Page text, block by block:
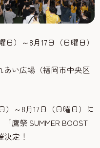
日）～8月17日（日曜日）
あい広場（福岡市中央区
）～8月17日（日曜日）に
鷹祭 SUMMER BOOST
定！